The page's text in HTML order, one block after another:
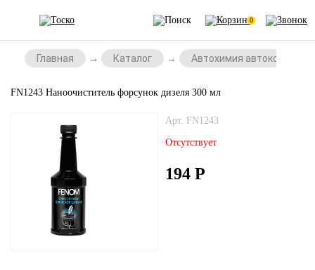
0
Главная Каталог Автохимия
FN1243 Наноочиститель форсунок дизеля 300 мл
Арт. FN1243
Отсутствует
194 Р